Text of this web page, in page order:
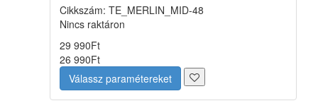
Cikkszám: TE_MERLIN_MID-48
Nincs raktáron
29 990Ft
26 990Ft
Válassz paramétereket